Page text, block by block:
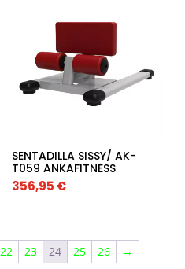
SENTADILLA SISSY/ AK-
T059 ANKAFITNESS
356,95 €
22 23 24 25 26 →